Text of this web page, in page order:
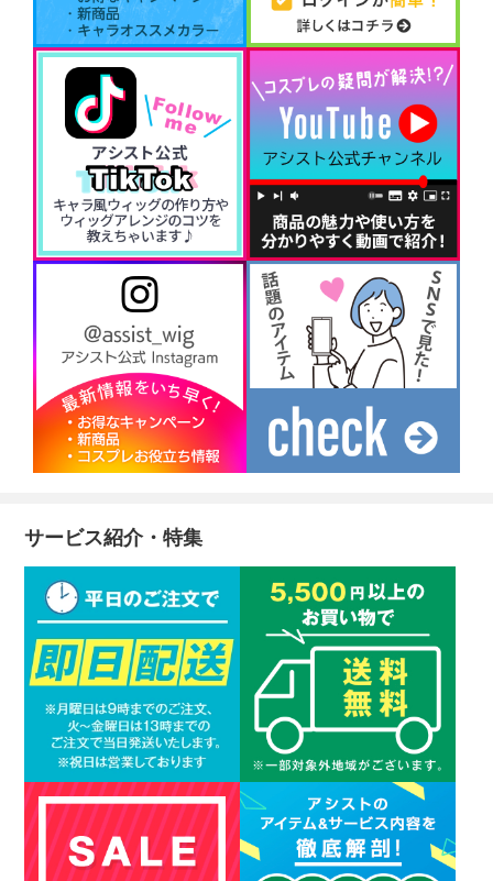
サービス紹介・特集